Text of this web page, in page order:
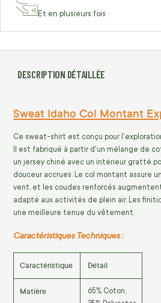
Et en plusieurs fois
DESCRIPTION DÉTAILLÉE
Sweat Idaho Col Montant
Ce sweat-shirt est conçu pour
Il est fabriqué à partir d'un mélange de
un jersey chiné avec un intérieur gratté
douceur accrues. Le col montant assure
vent, et les coudes renforcés
adapté aux activités de plein air. Les
une meilleure tenue du vêtement.
Caractéristiques Techniques :
Caractéristique Détail
Matière
65% Coton,